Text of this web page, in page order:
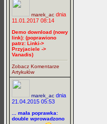
marek_ac dnia
11.01.2017 08:14
Demo download (nowy
link): (poprawiono
patrz: Linki->
Przyjaciele ->
Vanadis)
Zobacz Komentarze
Artykułów
marek_ac dnia
21.04.2015 05:53
... mała poprawka:
double wprowadzono